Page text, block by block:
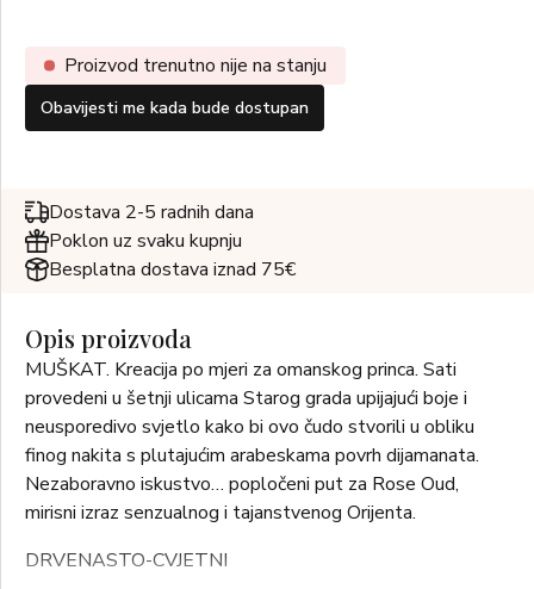
Proizvod trenutno nije na stanju
Obavijesti me kada bude dostupan
Dostava 2-5 radnih dana
Poklon uz svaku kupnju
Besplatna dostava iznad 75€
Opis proizvoda
MUŠKAT. Kreacija po mjeri za omanskog princa. Sati
provedeni u šetnji ulicama Starog grada upijajući boje i
neusporedivo svjetlo kako bi ovo čudo stvorili u obliku
finog nakita s plutajućim arabeskama povrh dijamanata.
Nezaboravno iskustvo… popločeni put za Rose Oud,
mirisni izraz senzualnog i tajanstvenog Orijenta.
DRVENASTO-CVJETNI